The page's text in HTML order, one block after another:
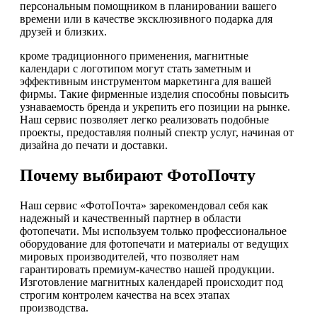
персональным помощником в планировании вашего
времени или в качестве эксклюзивного подарка для
друзей и близких.
кроме традиционного применения, магнитные
календари с логотипом могут стать заметным и
эффективным инструментом маркетинга для вашей
фирмы. Такие фирменные изделия способны повысить
узнаваемость бренда и укрепить его позиции на рынке.
Наш сервис позволяет легко реализовать подобные
проекты, предоставляя полный спектр услуг, начиная от
дизайна до печати и доставки.
Почему выбирают ФотоПочту
Наш сервис «ФотоПочта» зарекомендовал себя как
надежный и качественный партнер в области
фотопечати. Мы используем только профессиональное
оборудование для фотопечати и материалы от ведущих
мировых производителей, что позволяет нам
гарантировать премиум-качество нашей продукции.
Изготовление магнитных календарей происходит под
строгим контролем качества на всех этапах
производства.